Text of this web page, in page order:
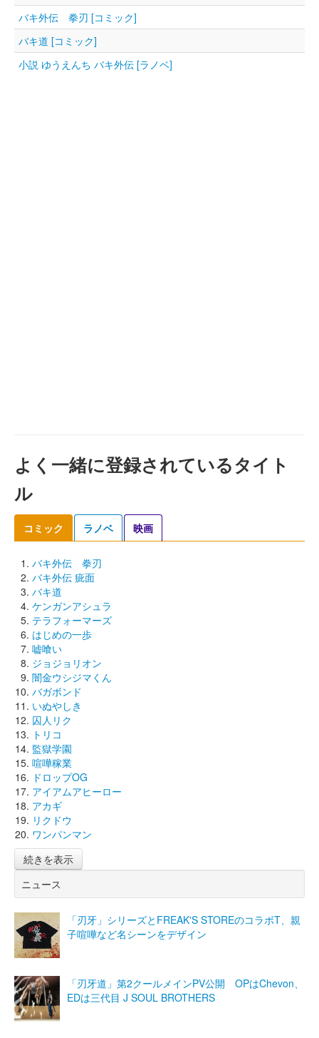
バキ外伝 拳刃 [コミック]
バキ道 [コミック]
小説 ゆうえんち バキ外伝 [ラノベ]
よく一緒に登録されているタイト
ル
コミック ラノベ 映画
バキ外伝 拳刃
バキ外伝 疵面
バキ道
ケンガンアシュラ
テラフォーマーズ
はじめの一歩
嘘喰い
ジョジョリオン
闇金ウシジマくん
バガボンド
いぬやしき
囚人リク
トリコ
監獄学園
喧嘩稼業
ドロップOG
アイアムアヒーロー
アカギ
リクドウ
ワンパンマン
続きを表示
ニュース
「刃牙」シリーズとFREAK'S STOREのコラボT、親
子喧嘩など名シーンをデザイン
「刃牙道」第2クールメインPV公開 OPはChevon、
EDは三代目 J SOUL BROTHERS